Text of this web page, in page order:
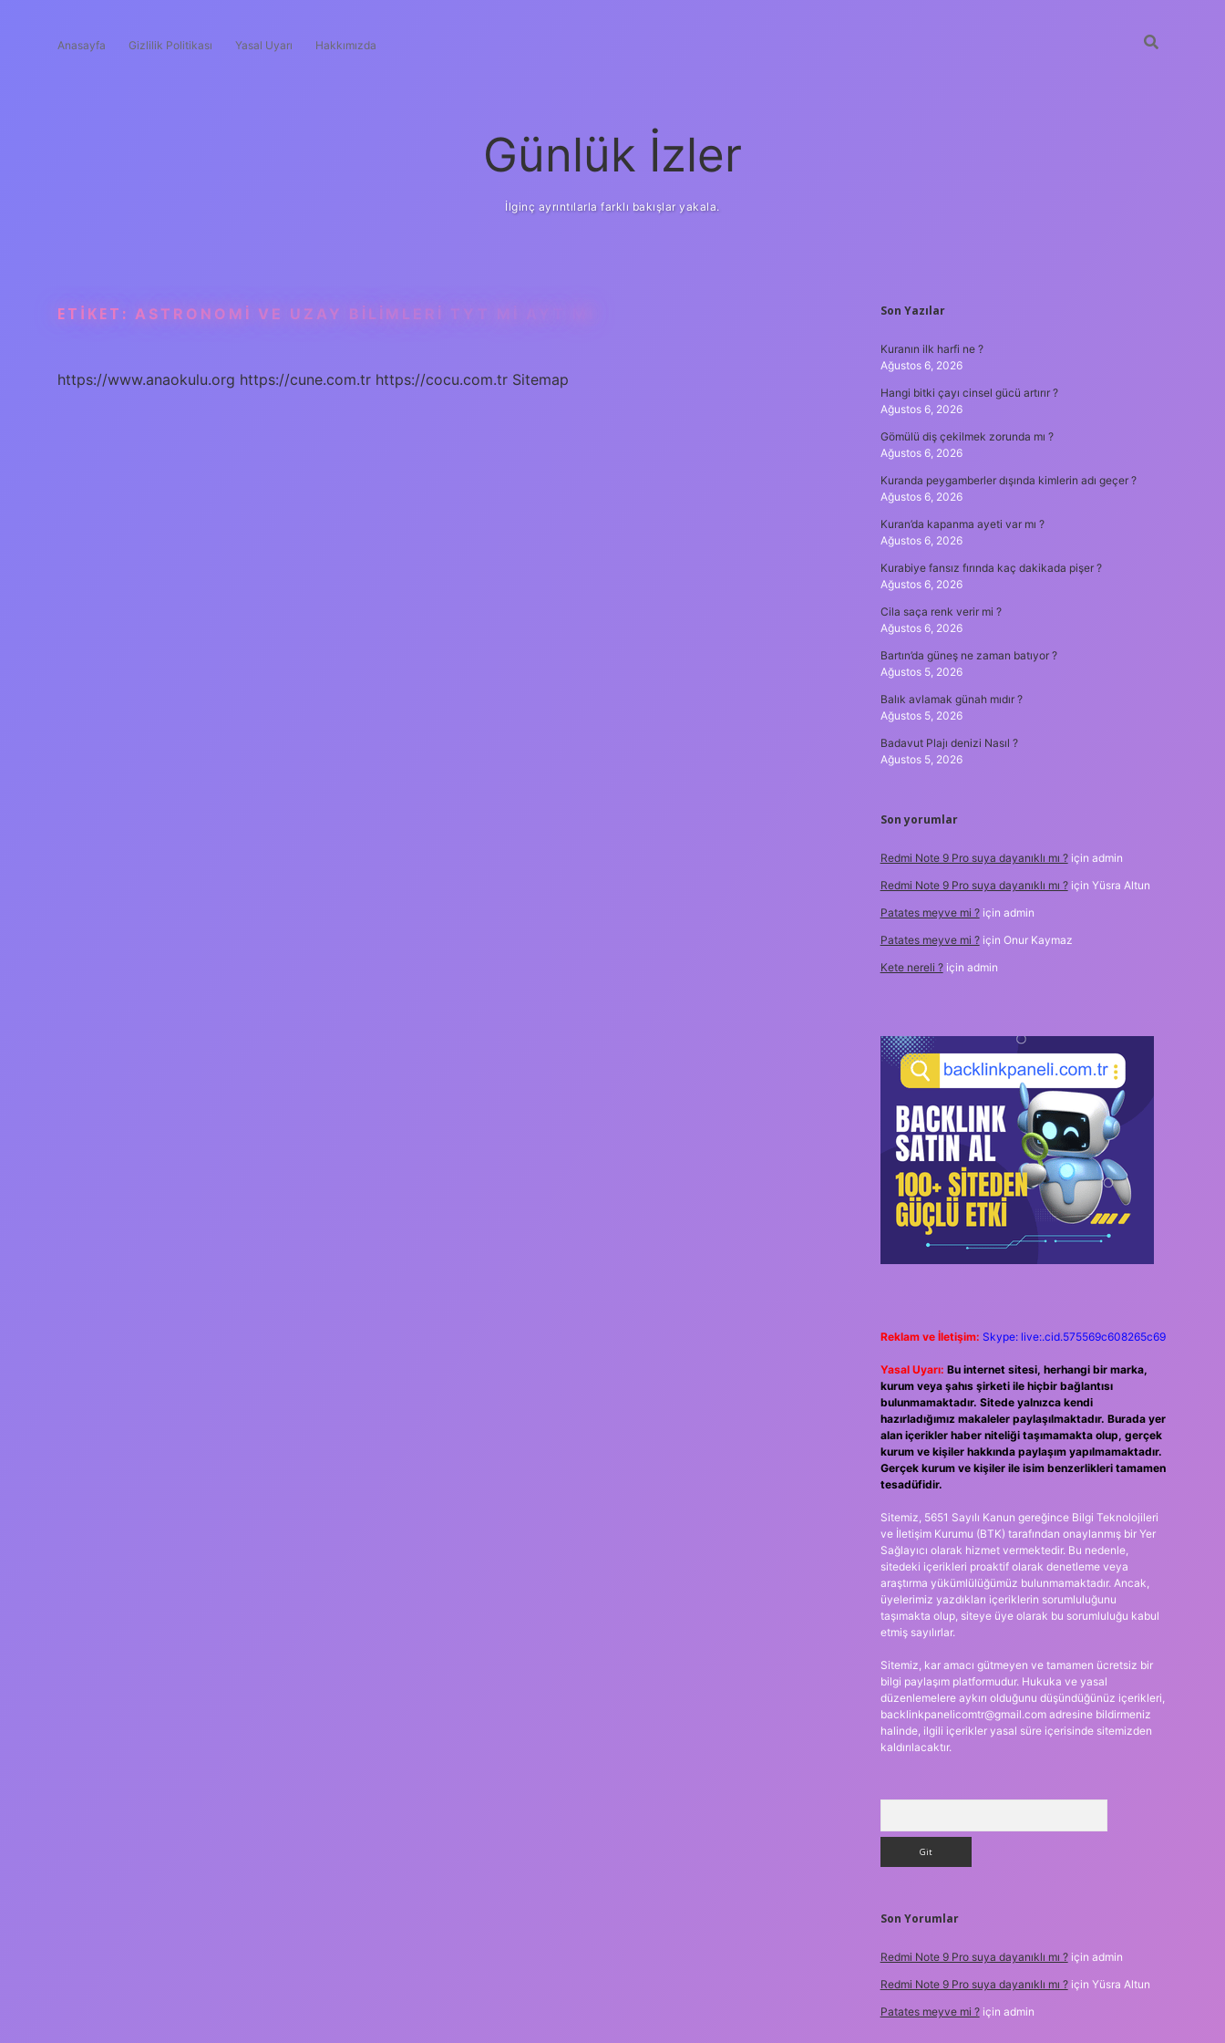
Anasayfa Gizlilik Politikası Yasal Uyarı Hakkımızda
Günlük İzler
İlginç ayrıntılarla farklı bakışlar yakala.
ETIKET: ASTRONOMI VE UZAY BILIMLERI TYT MI AYT MI
https://www.anaokulu.org https://cune.com.tr https://cocu.com.tr Sitemap
SIDEBAR
Son Yazılar
Kuranın ilk harfi ne ?
Ağustos 6, 2026
Hangi bitki çayı cinsel gücü artırır ?
Ağustos 6, 2026
Gömülü diş çekilmek zorunda mı ?
Ağustos 6, 2026
Kuranda peygamberler dışında kimlerin adı geçer ?
Ağustos 6, 2026
Kuran’da kapanma ayeti var mı ?
Ağustos 6, 2026
Kurabiye fansız fırında kaç dakikada pişer ?
Ağustos 6, 2026
Cila saça renk verir mi ?
Ağustos 6, 2026
Bartın’da güneş ne zaman batıyor ?
Ağustos 5, 2026
Balık avlamak günah mıdır ?
Ağustos 5, 2026
Badavut Plajı denizi Nasıl ?
Ağustos 5, 2026
Son yorumlar
Redmi Note 9 Pro suya dayanıklı mı ?için admin
Redmi Note 9 Pro suya dayanıklı mı ?için Yüsra Altun
Patates meyve mi ?için admin
Patates meyve mi ?için Onur Kaymaz
Kete nereli ?için admin
Reklam ve İletişim: Skype: live:.cid.575569c608265c69
Yasal Uyarı: Bu internet sitesi, herhangi bir marka,
kurum veya şahıs şirketi ile hiçbir bağlantısı
bulunmamaktadır. Sitede yalnızca kendi
hazırladığımız makaleler paylaşılmaktadır. Burada yer
alan içerikler haber niteliği taşımamakta olup, gerçek
kurum ve kişiler hakkında paylaşım yapılmamaktadır.
Gerçek kurum ve kişiler ile isim benzerlikleri tamamen
tesadüfidir.
Sitemiz, 5651 Sayılı Kanun gereğince Bilgi Teknolojileri
ve İletişim Kurumu (BTK) tarafından onaylanmış bir Yer
Sağlayıcı olarak hizmet vermektedir. Bu nedenle,
sitedeki içerikleri proaktif olarak denetleme veya
araştırma yükümlülüğümüz bulunmamaktadır. Ancak,
üyelerimiz yazdıkları içeriklerin sorumluluğunu
taşımakta olup, siteye üye olarak bu sorumluluğu kabul
etmiş sayılırlar.
Sitemiz, kar amacı gütmeyen ve tamamen ücretsiz bir
bilgi paylaşım platformudur. Hukuka ve yasal
düzenlemelere aykırı olduğunu düşündüğünüz içerikleri,
backlinkpanelicomtr@gmail.comadresine bildirmeniz
halinde, ilgili içerikler yasal süre içerisinde sitemizden
kaldırılacaktır.
Son Yorumlar
Redmi Note 9 Pro suya dayanıklı mı ?için admin
Redmi Note 9 Pro suya dayanıklı mı ?için Yüsra Altun
Patates meyve mi ?için admin